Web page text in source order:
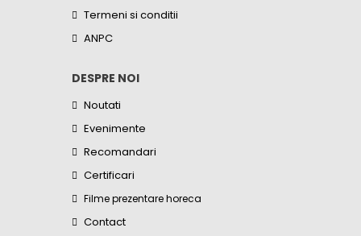
Termeni si conditii
ANPC
DESPRE NOI
Noutati
Evenimente
Recomandari
Certificari
Filme prezentare horeca
Contact